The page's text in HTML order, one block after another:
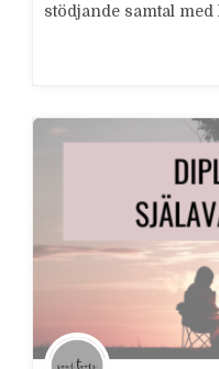
stödjande samtal med